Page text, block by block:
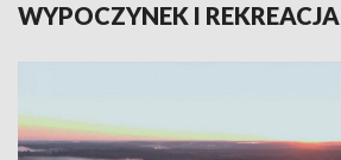
WYPOCZYNEK I REKREACJA